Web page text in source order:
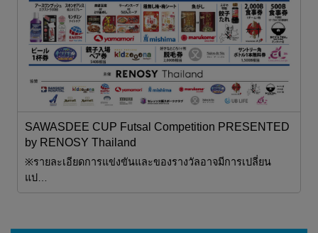
SAWASDEE CUP Futsal Competition PRESENTED
by RENOSY Thailand
※รายละเอียดการแข่งขันและของรางวัลอาจมีการเปลี่ยน
แป…